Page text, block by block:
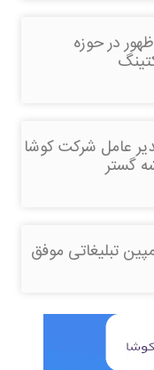
در حوزه
عامل شرکت کوشا
گستر
تبلیغاتی موفق